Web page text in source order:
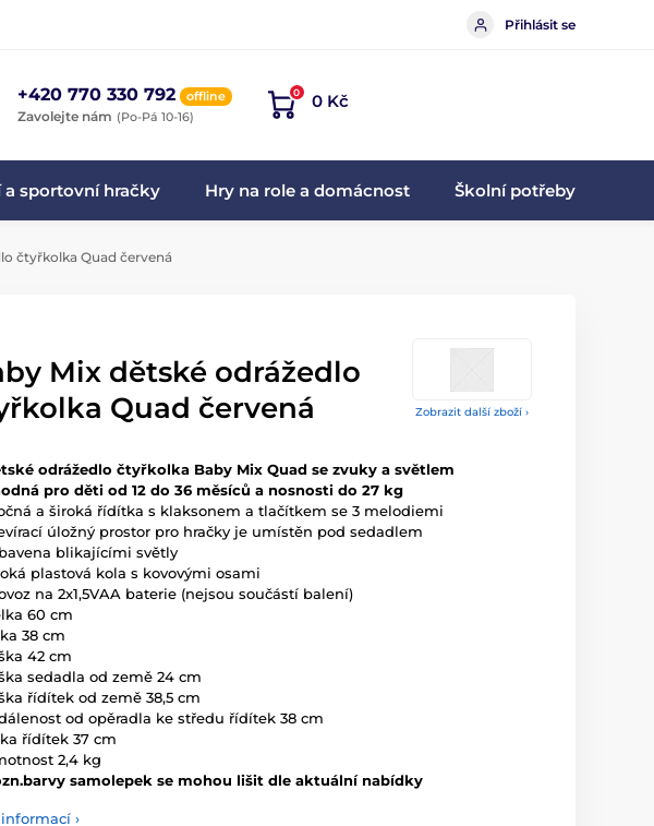
Přihlásit se
+420 770 330 792 offline
Zavolejte nám (Po-Pá 10-16)
0 0 Kč
a sportovní hračky Hry na role a domácnost Školní potřeby
čtyřkolka Quad červená
Zobrazit další zboží ›
Mix dětské odrážedlo
Quad červená
odrážedlo čtyřkolka Baby Mix Quad se zvuky a světlem
pro děti od 12 do 36 měsíců a nosnosti do 27 kg
a široká řídítka s klaksonem a tlačítkem se 3 melodiemi
úložný prostor pro hračky je umístěn pod sedadlem
blikajícími světly
plastová kola s kovovými osami
na 2x1,5VAA baterie (nejsou součástí balení)
60 cm
38 cm
42 cm
sedadla od země 24 cm
řídítek od země 38,5 cm
od opěradla ke středu řídítek 38 cm
řídítek 37 cm
2,4 kg
samolepek se mohou lišit dle aktuální nabídky
›